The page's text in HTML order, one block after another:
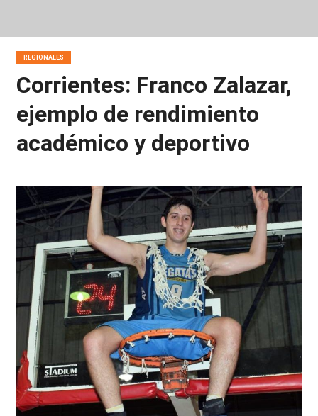
REGIONALES
Corrientes: Franco Zalazar,
ejemplo de rendimiento
académico y deportivo